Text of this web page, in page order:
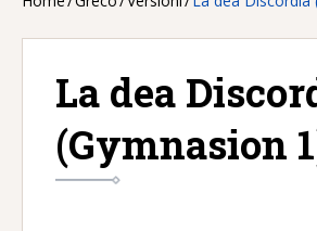
La dea
(Gymnasion